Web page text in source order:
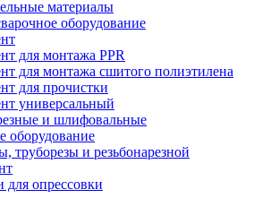
материалы
оборудование
для монтажа PPR
для монтажа сшитого полиэтилена
для прочистки
универсальный
и шлифовальные
оборудование
труборезы и резьбонарезной
для опрессовки